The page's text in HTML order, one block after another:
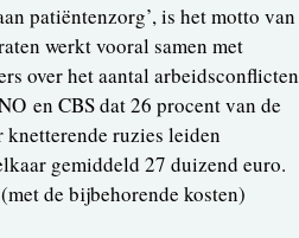
patiëntenzorg’, is het motto van
werkt vooral samen met
over het aantal arbeidsconflicten
en CBS dat 26 procent van de
knetterende ruzies leiden
gemiddeld 27 duizend euro.
de bijbehorende kosten)